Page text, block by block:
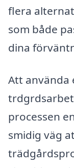
flera
som både
dina
Att använda
processen
smidig väg